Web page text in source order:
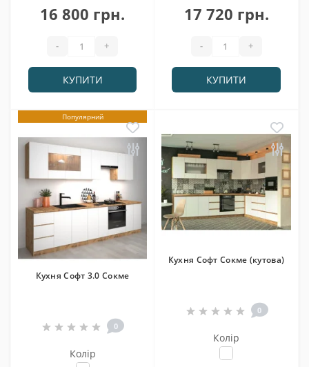
16 800 грн.
- +
КУПИТИ
17 720 грн.
- +
КУПИТИ
Популярний
Кухня Софт 3.0 Сокме
0
Колір
Кухня Софт Сокме (кутова)
0
Колір